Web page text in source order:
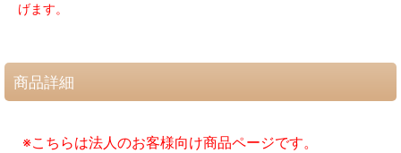
げます。
商品詳細
※こちらは法人のお客様向け商品ページです。